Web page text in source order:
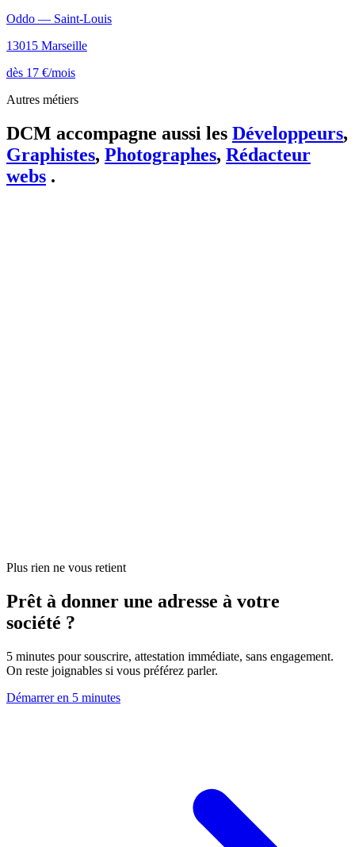
Oddo — Saint-Louis
13015 Marseille
dès 17 €/mois
Autres métiers
DCM accompagne aussi les Développeurs,
Graphistes, Photographes, Rédacteur
webs .
Plus rien ne vous retient
Prêt à donner une adresse à votre
société ?
5 minutes pour souscrire, attestation immédiate, sans engagement.
On reste joignables si vous préférez parler.
Démarrer en 5 minutes